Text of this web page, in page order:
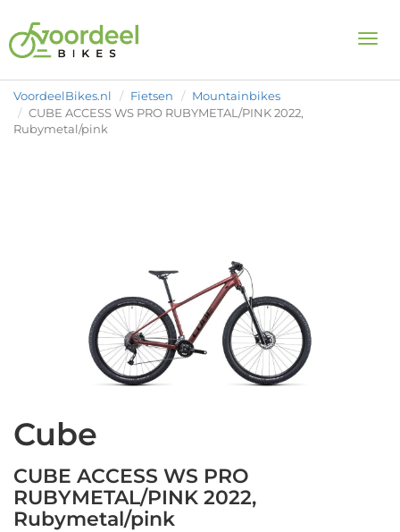
VoordeelBikes.nl Fietsen
Mountainbikes
CUBE ACCESS WS PRO RUBYMETAL/PINK 2022,
Rubymetal/pink
Cube
CUBE ACCESS WS PRO
RUBYMETAL/PINK 2022,
Rubymetal/pink